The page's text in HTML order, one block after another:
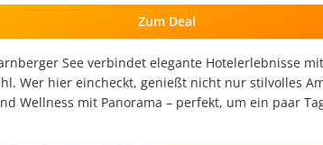
Zum Deal
See verbindet elegante Hotelerlebnisse
Wer hier eincheckt, genießt nicht nur stilvolles
Wellness mit Panorama – perfekt, um ein paar